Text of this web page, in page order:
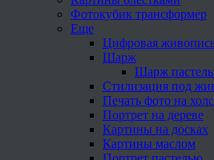
Фотокубик трансформер
Еще
Цифровая
Шарж
Шарж
Стилизация под
Печать фото на
Портрет на дереве
Картины на досках
Картины маслом